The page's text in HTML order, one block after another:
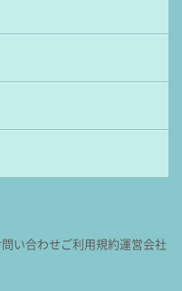
い合わせご利用規約運営会社